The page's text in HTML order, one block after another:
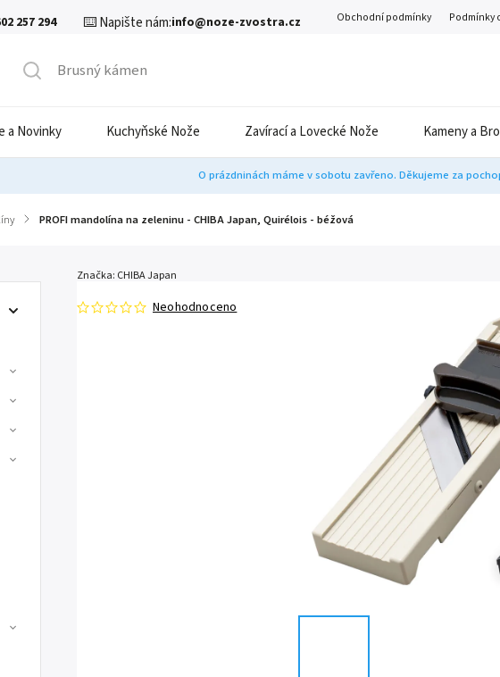
257 294 ⌨️ Napište nám:info@noze-zvostra.cz Obchodní podmínky Podmínky
a Novinky Kuchyňské Nože Zavírací a Lovecké Nože Kameny a
O prázdninách máme v sobotu zavřeno. Děkujeme za
/ PROFI mandolína na zeleninu - CHIBA Japan, Quirélois - béžová
Neohodnoceno
Značka: CHIBA Japan